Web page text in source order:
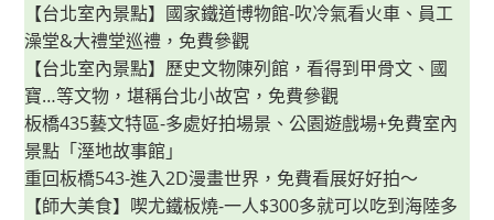
化，
餐
點
快
速
上
桌
又
美
味！
【台北室內景點】國家鐵道博物館-吹冷氣看火車、員工
澡堂&大禮堂巡禮，免費參觀
【台北室內景點】歷史文物陳列館，看得到甲骨文、國
寶…等文物，堪稱台北小故宮，免費參觀
板橋435藝文特區-多處好拍場景、公園遊戲場+免費室內
景點「溼地故事館」
重回板橋543-進入2D漫畫世界，免費看展好好拍～
【師大美食】喫尤鐵板燒-一人$300多就可以吃到海陸多